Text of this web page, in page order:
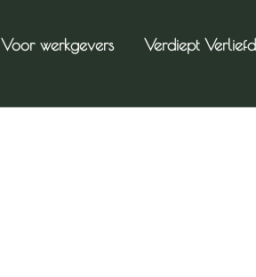
Voor werkgevers Verdiept Verliefd